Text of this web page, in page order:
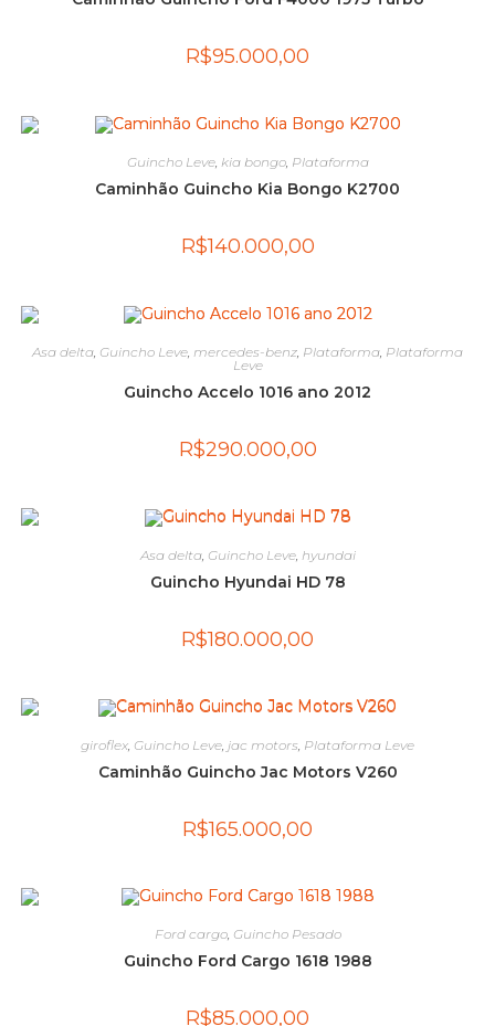
R$95.000,00
Guincho Leve, kia bongo, Plataforma
Caminhão Guincho Kia Bongo K2700
R$140.000,00
Asa delta Guincho Leve mercedes-benz Plataforma Plataforma
Leve
Guincho Accelo 1016 ano 2012
R$290.000,00
Asa delta, Guincho Leve, hyundai
Guincho Hyundai HD 78
R$180.000,00
giroflex Guincho Leve jac motors Plataforma Leve
Caminhão Guincho Jac Motors V260
R$165.000,00
Ford cargo, Guincho Pesado
Guincho Ford Cargo 1618 1988
R$85.000,00